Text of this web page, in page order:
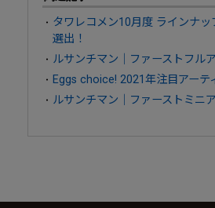
タワレコメン10月度 ラインナ
選出！
ルサンチマン｜ファーストフル
Eggs choice! 2021年注目アーテ
ルサンチマン｜ファーストミニ